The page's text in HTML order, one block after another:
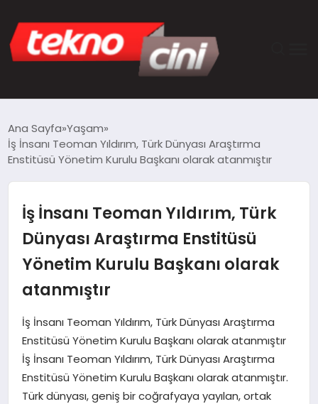
TEKNOLOJI
YAŞAM
SAĞLIK
MAGAZIN
Ana Sayfa Yaşam
İş İnsanı Teoman Yıldırım, Türk Dünyası Araştırma
Enstitüsü Yönetim Kurulu Başkanı olarak atanmıştır
İş İnsanı Teoman Yıldırım, Türk
Dünyası Araştırma Enstitüsü
Yönetim Kurulu Başkanı olarak
atanmıştır
İş İnsanı Teoman Yıldırım, Türk Dünyası Araştırma
Enstitüsü Yönetim Kurulu Başkanı olarak atanmıştır
İş İnsanı Teoman Yıldırım, Türk Dünyası Araştırma
Enstitüsü Yönetim Kurulu Başkanı olarak atanmıştır.
Türk dünyası, geniş bir coğrafyaya yayılan, ortak